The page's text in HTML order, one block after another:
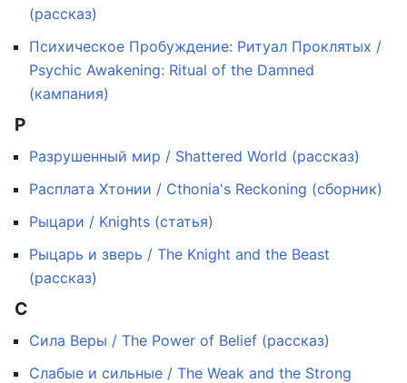
(рассказ)
Психическое Пробуждение: Ритуал Проклятых /
Psychic Awakening: Ritual of the Damned
(кампания)
Р
Разрушенный мир / Shattered World (рассказ)
Расплата Хтонии / Cthonia's Reckoning (сборник)
Рыцари / Knights (статья)
Рыцарь и зверь / The Knight and the Beast
(рассказ)
С
Сила Веры / The Power of Belief (рассказ)
Слабые и сильные / The Weak and the Strong